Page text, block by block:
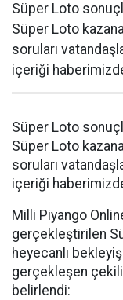
Süper Loto
Süper Loto
soruları
içeriği
Süper Loto
Süper Loto
soruları
içeriği
Milli Piyango
gerçekleştirilen
heyecanlı
gerçekleşen
belirlendi: